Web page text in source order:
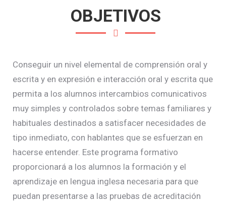
OBJETIVOS
Conseguir un nivel elemental de comprensión oral y
escrita y en expresión e interacción oral y escrita que
permita a los alumnos intercambios comunicativos
muy simples y controlados sobre temas familiares y
habituales destinados a satisfacer necesidades de
tipo inmediato, con hablantes que se esfuerzan en
hacerse entender. Este programa formativo
proporcionará a los alumnos la formación y el
aprendizaje en lengua inglesa necesaria para que
puedan presentarse a las pruebas de acreditación